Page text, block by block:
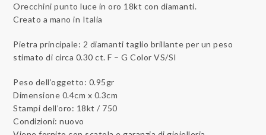
Orecchini punto luce in oro 18kt con diamanti.
Creato a mano in Italia
Pietra principale: 2 diamanti taglio brillante per un peso
stimato di circa 0.30 ct. F – G Color VS/SI
Peso dell’oggetto: 0.95gr
Dimensione 0.4cm x 0.3cm
Stampi dell’oro: 18kt / 750
Condizioni: nuovo